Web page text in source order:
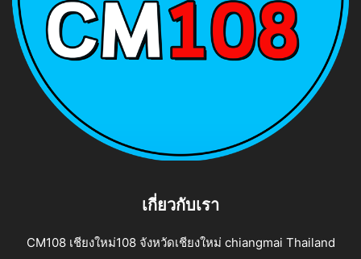
เกี่ยวกับเรา
CM108 เชียงใหม่108 จังหวัดเชียงใหม่ chiangmai Thailand